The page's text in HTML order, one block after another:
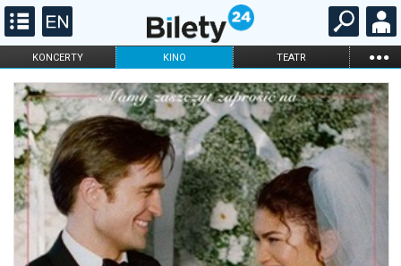
KONCERTY KINO TEATR ...
FILHARMONIA OPERA I BALET
STAND-UP
DLA DZIECI
ONLINE KARNETY